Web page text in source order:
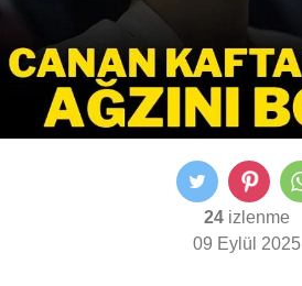
24 izlenme
09 Eylül 2025